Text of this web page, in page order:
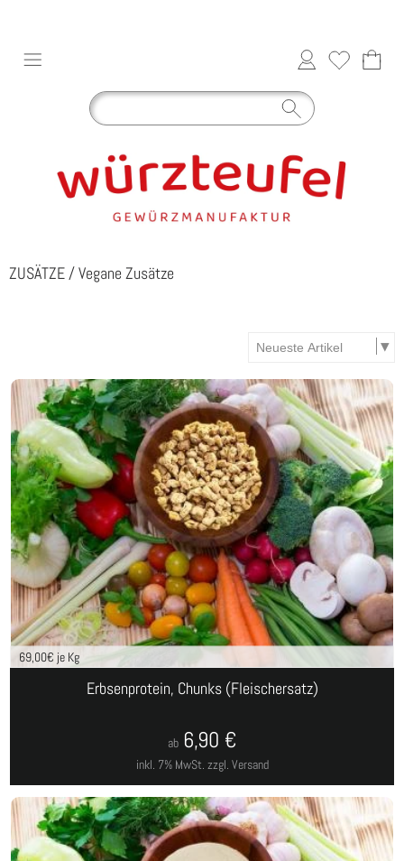
ZUSÄTZE /Vegane Zusätze
69,00€ je Kg
Erbsenprotein, Chunks (Fleischersatz)
inkl. 7% MwSt. zzgl. Versand
ab 6,90 €